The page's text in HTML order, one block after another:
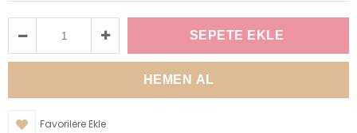
Favorilere Ekle